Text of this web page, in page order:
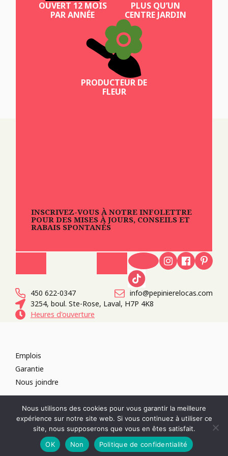
OUVERT 12 MOIS
PAR ANNÉE
PLUS QU’UN
CENTRE JARDIN
PRODUCTEUR DE
FLEUR
INSCRIVEZ-VOUS À NOTRE INFOLETTRE
POUR DES MISES À JOURS, CONSEILS ET
RABAIS SPONTANÉS
450 622-0347
info@pepinierelocas.com
3254, boul. Ste-Rose, Laval, H7P 4K8
Heures d'ouverture
Emplois
Garantie
Nous joindre
SITES WEB :PAR DESIGN, AGENCE WEB
RÉVOQUER LE CONSENTEMENT
POLITIQUE DE CONFIDENTIALITÉ
Nous utilisons des cookies pour vous garantir la meilleure
expérience sur notre site web. Si vous continuez à utiliser ce
site, nous supposerons que vous en êtes satisfait.
OK
Non Politique de confidentialité